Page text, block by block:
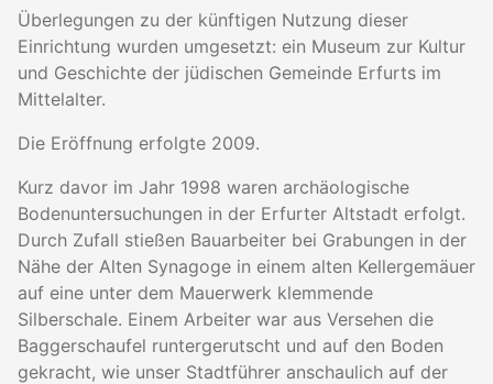
Überlegungen zu der künftigen Nutzung dieser
Einrichtung wurden umgesetzt: ein Museum zur Kultur
und Geschichte der jüdischen Gemeinde Erfurts im
Mittelalter.
Die Eröffnung erfolgte 2009.
Kurz davor im Jahr 1998 waren archäologische
Bodenuntersuchungen in der Erfurter Altstadt erfolgt.
Durch Zufall stießen Bauarbeiter bei Grabungen in der
Nähe der Alten Synagoge in einem alten Kellergemäuer
auf eine unter dem Mauerwerk klemmende
Silberschale. Einem Arbeiter war aus Versehen die
Baggerschaufel runtergerutscht und auf den Boden
gekracht, wie unser Stadtführer anschaulich auf der